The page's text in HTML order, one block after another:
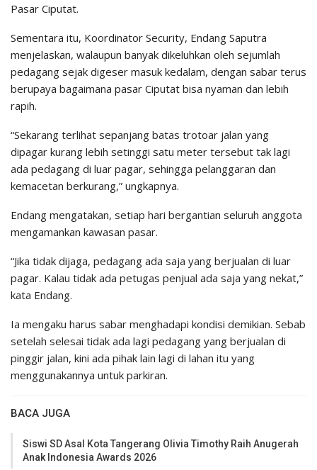
Pasar Ciputat.
Sementara itu, Koordinator Security, Endang Saputra
menjelaskan, walaupun banyak dikeluhkan oleh sejumlah
pedagang sejak digeser masuk kedalam, dengan sabar terus
berupaya bagaimana pasar Ciputat bisa nyaman dan lebih
rapih.
“Sekarang terlihat sepanjang batas trotoar jalan yang
dipagar kurang lebih setinggi satu meter tersebut tak lagi
ada pedagang di luar pagar, sehingga pelanggaran dan
kemacetan berkurang,” ungkapnya.
Endang mengatakan, setiap hari bergantian seluruh anggota
mengamankan kawasan pasar.
“Jika tidak dijaga, pedagang ada saja yang berjualan di luar
pagar. Kalau tidak ada petugas penjual ada saja yang nekat,”
kata Endang.
Ia mengaku harus sabar menghadapi kondisi demikian. Sebab
setelah selesai tidak ada lagi pedagang yang berjualan di
pinggir jalan, kini ada pihak lain lagi di lahan itu yang
menggunakannya untuk parkiran.
BACA JUGA
Siswi SD Asal Kota Tangerang Olivia Timothy Raih Anugerah
Anak Indonesia Awards 2026